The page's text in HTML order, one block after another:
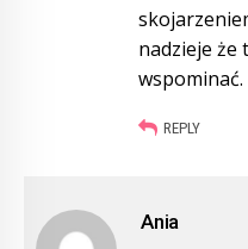
nadzieje że
REPLY
Ania